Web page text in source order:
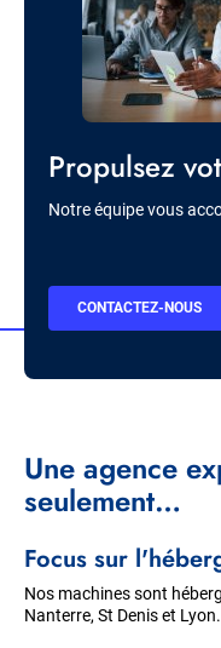
Titre
Propulsez
Description
Notre équipe vous
BOUTON
CONTACTEZ-NOUS
Une agence
seulement…
Focus sur
Nos machines sont
Nanterre, St Denis et Lyon.